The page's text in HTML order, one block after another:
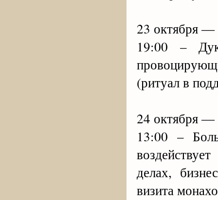
23 октября —
19:00 –
(ритуал в
24 октября —
13:00 –
делах,
визита